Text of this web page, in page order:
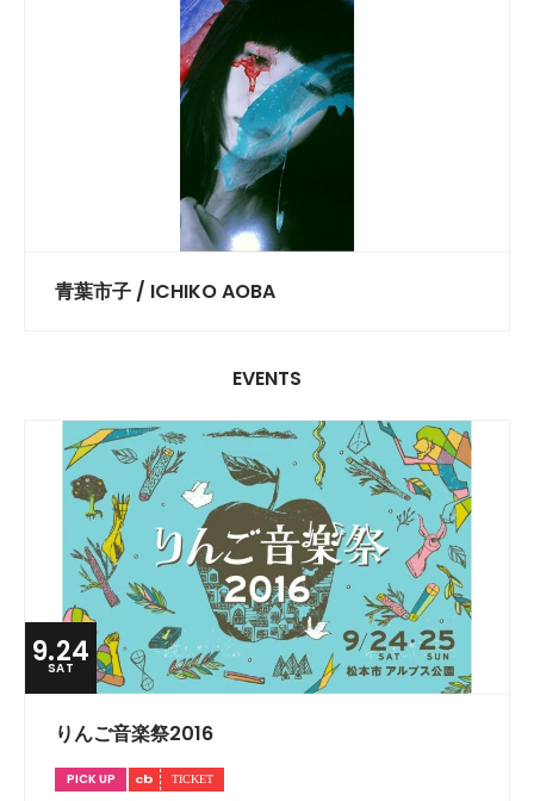
青葉市子 / ICHIKO AOBA
EVENTS
9.24
SAT
りんご音楽祭2016
PICK UP